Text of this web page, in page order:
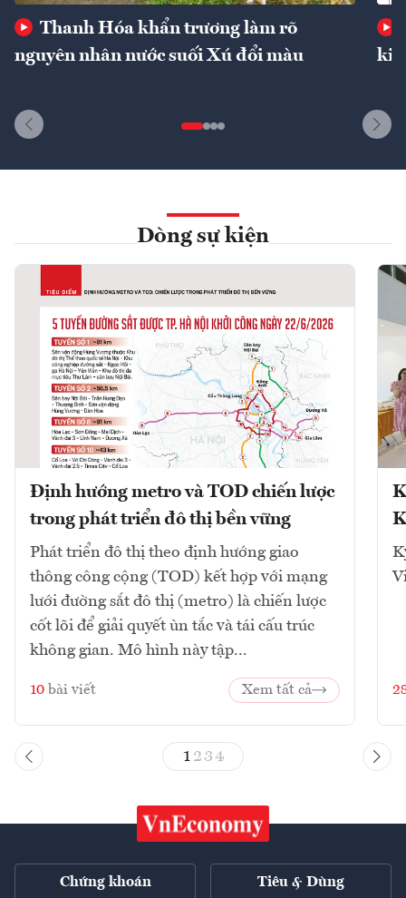
Thanh Hóa khẩn trương làm rõ
nguyên nhân nước suối Xú đổi màu
Dòng sự kiện
Định hướng metro và TOD chiến lược
trong phát triển đô thị bền vững
Phát triển đô thị theo định hướng giao
thông công cộng (TOD) kết hợp với mạng
lưới đường sắt đô thị (metro) là chiến lược
cốt lõi để giải quyết ùn tắc và tái cấu trúc
không gian. Mô hình này tập...
10 bài viết Xem tất cả
1 23 4
Chứng khoán Tiêu & Dùng